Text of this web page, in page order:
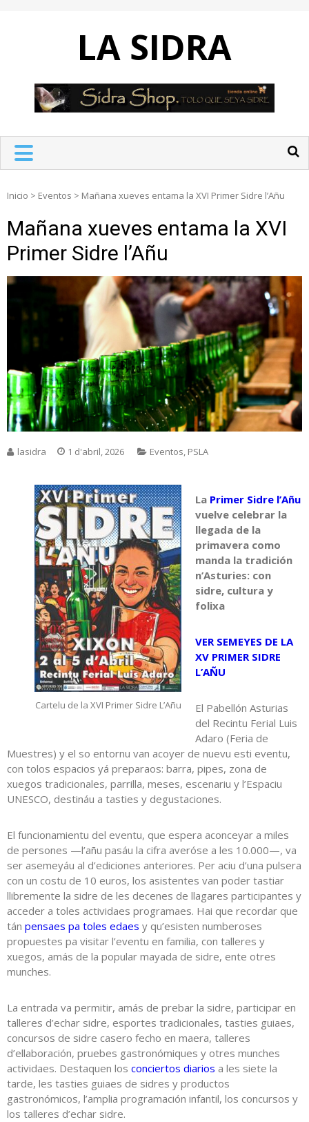
LA SIDRA
Inicio > Eventos > Mañana xueves entama la XVI Primer Sidre l’Añu
Mañana xueves entama la XVI
Primer Sidre l’Añu
lasidra 1 d'abril, 2026 Eventos, PSLA
Cartelu de la XVI Primer Sidre L’Añu
La Primer Sidre l’Añu
vuelve celebrar la
llegada de la
primavera como
manda la tradición
n’Asturies: con
sidre, cultura y
folixa
VER SEMEYES DE LA
XV PRIMER SIDRE
L’AÑU
El Pabellón Asturias
del Recintu Ferial Luis
Adaro (Feria de
Muestres) y el so entornu van acoyer de nuevu esti eventu,
con tolos espacios yá preparaos: barra, pipes, zona de
xuegos tradicionales, parrilla, meses, escenariu y l’Espaciu
UNESCO, destináu a tasties y degustaciones.
El funcionamientu del eventu, que espera aconceyar a miles
de persones —l’añu pasáu la cifra averóse a les 10.000—, va
ser asemeyáu al d’ediciones anteriores. Per aciu d’una pulsera
con un costu de 10 euros, los asistentes van poder tastiar
llibremente la sidre de les decenes de llagares participantes y
acceder a toles actividaes programaes. Hai que recordar que
tán pensaes pa toles edaes y qu’esisten numberoses
propuestes pa visitar l’eventu en familia, con talleres y
xuegos, amás de la popular mayada de sidre, ente otres
munches.
La entrada va permitir, amás de prebar la sidre, participar en
talleres d’echar sidre, esportes tradicionales, tasties guiaes,
concursos de sidre casero fecho en maera, talleres
d’ellaboración, pruebes gastronómiques y otres munches
actividaes. Destaquen los conciertos diarios a les siete la
tarde, les tasties guiaes de sidres y productos
gastronómicos, l’amplia programación infantil, los concursos y
los talleres d’echar sidre.